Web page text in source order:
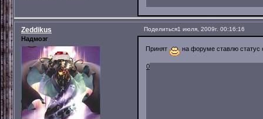
Поделиться1 июля, 2009г. 00:16:16
Zeddikus
Надмозг
Принят на форуме ставлю статус
0